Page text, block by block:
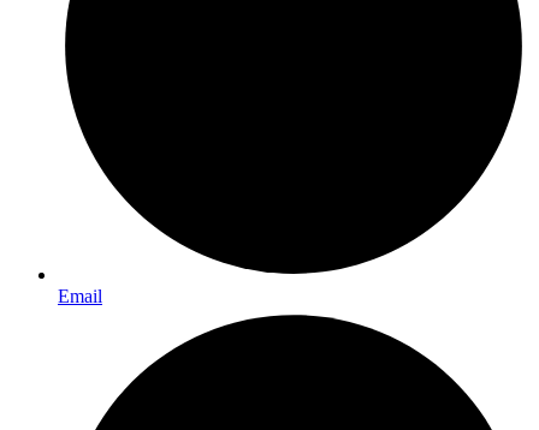
Email